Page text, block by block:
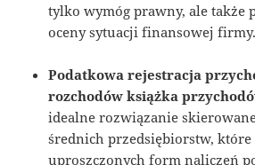
tylko wymóg prawny, ale także
oceny sytuacji finansowej firmy.
Podatkowa rejestracja
rozchodów książka
idealne rozwiązanie
średnich przedsiębiorstw, które
uproszczonych form naliczeń